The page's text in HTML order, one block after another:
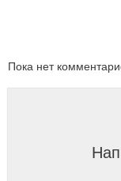
Пока нет